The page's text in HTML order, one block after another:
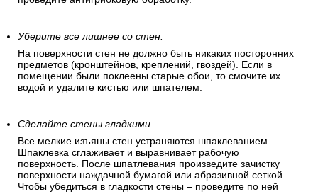
На стенах, которые имеют внешний контакт с улицей, могут
появляться капли влаги, запах сырости и грибок. Если вы
обнаружили в помещении такие признаки – устраните
причины высокой влажности. При необходимости
проведите антигрибковую обработку.
На поверхности стен не должно быть никаких посторонних
предметов (кронштейнов, креплений, гвоздей). Если в
помещении были поклеены старые обои, то смочите их
водой и удалите кистью или шпателем.